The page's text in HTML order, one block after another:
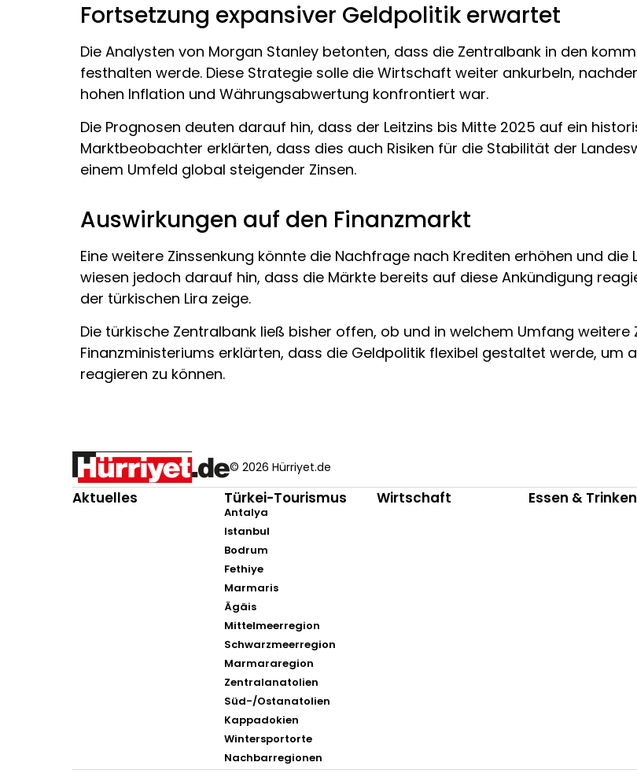
Fortsetzung expansiver Geldpolitik erwartet
Die Analysten von Morgan Stanley betonten, dass die Zentralbank in den
festhalten werde. Diese Strategie solle die Wirtschaft weiter ankurbeln,
hohen Inflation und Währungsabwertung konfrontiert war.
Die Prognosen deuten darauf hin, dass der Leitzins bis Mitte 2025 auf ein
Marktbeobachter erklärten, dass dies auch Risiken für die Stabilität der
einem Umfeld global steigender Zinsen.
Auswirkungen auf den Finanzmarkt
Eine weitere Zinssenkung könnte die Nachfrage nach Krediten erhöhen und
wiesen jedoch darauf hin, dass die Märkte bereits auf diese Ankündigung
der türkischen Lira zeige.
Die türkische Zentralbank ließ bisher offen, ob und in welchem Umfang
Finanzministeriums erklärten, dass die Geldpolitik flexibel gestaltet werde, um
reagieren zu können.
© 2026 Hürriyet.de
Aktuelles Türkei-Tourismus
Antalya
Istanbul
Bodrum
Fethiye
Marmaris
Ägäis
Mittelmeerregion
Schwarzmeerregion
Marmararegion
Zentralanatolien
Süd-/Ostanatolien
Kappadokien
Wintersportorte
Nachbarregionen
Wirtschaft Essen & Trinken